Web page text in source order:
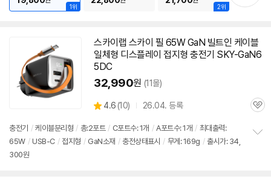
1위 2위
스카이랩 스카이 필 65WGaN 빌트인 케이블
일체형 디스플레이 접지형 충전기 SKY-GaN6
5DC
32,990원 (11몰)
별
점
4.6 (상
리
뷰
10) 26.04. 등록
관
충전기 / 케이블분리형 / 총:2포트 / C포트수: 1개 / A포트수: 1개 / 최대출력:
65W / USB-C / 접지형 / GaN소재 / 충전상태표시 / 무게: 169g / 출시가: 34,
300원